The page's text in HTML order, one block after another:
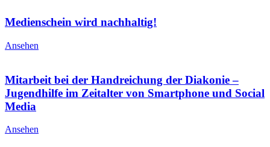
Medienschein wird nachhaltig!
Ansehen
Mitarbeit bei der Handreichung der Diakonie –
Jugendhilfe im Zeitalter von Smartphone und Social
Media
Ansehen